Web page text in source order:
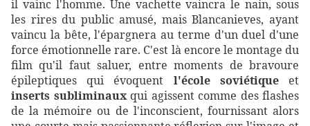
il vainc l'homme. Une vachette vaincra le nain, sous
les rires du public amusé, mais Blancanieves, ayant
vaincu la bête, l'épargnera au terme d'un duel d'une
force émotionnelle rare. C'est là encore le montage du
film qu'il faut saluer, entre moments de bravoure
épileptiques qui évoquent l'école soviétiqueet
inserts subliminauxqui agissent comme des flashes
de la mémoire ou de l'inconscient, fournissant alors